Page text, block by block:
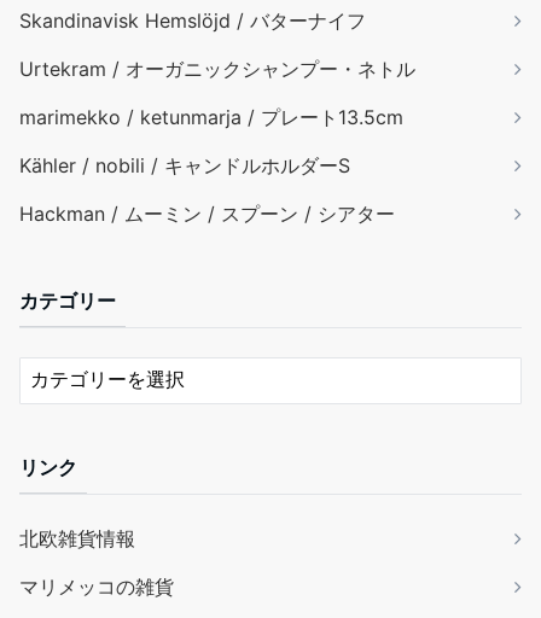
Skandinavisk Hemslöjd / バターナイフ
Urtekram / オーガニックシャンプー・ネトル
marimekko / ketunmarja / プレート13.5cm
Kähler / nobili / キャンドルホルダーS
Hackman / ムーミン / スプーン / シアター
カテゴリー
リンク
北欧雑貨情報
マリメッコの雑貨